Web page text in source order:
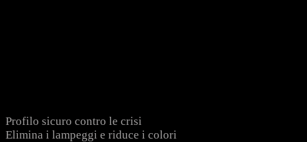
Profilo sicuro contro le crisi
Elimina i lampeggi e riduce i colori